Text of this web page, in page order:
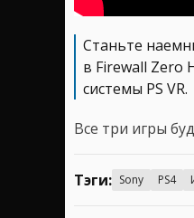
Станьте
в Firewall Zero
системы PS VR.
Все три игры
Тэги: Sony PS4